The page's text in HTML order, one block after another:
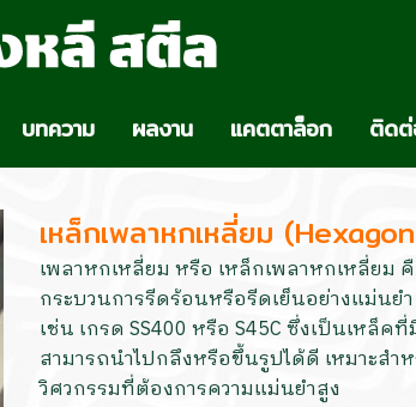
บทความ ผลงาน แคตตาล็อก ติดต่
เหล็กเพลาหกเหลี่ยม
เพลาหกเหลี่ยม หรือ เหล็กเพลาหกเหลี่ยม
กระบวนการรีดร้อนหรือรีดเย็นอย่างแม่น
เช่น เกรด SS400 หรือ S45C ซึ่งเป็นเหล็
สามารถนำไปกลึงหรือขึ้นรูปได้ดี เหมาะส
วิศวกรรมที่ต้องการความแม่นยำสูง